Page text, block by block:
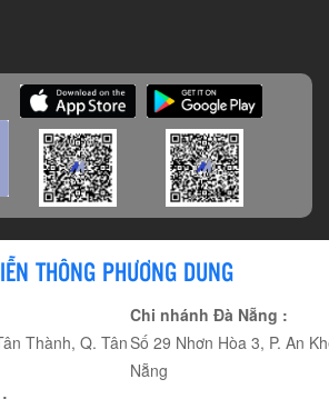
THÔNG PHƯƠNG DUNG
Thành, Q. Tân
Chi nhánh Đà Nẵng :
Số 29 Nhơn Hòa 3, P. An
Nẵng